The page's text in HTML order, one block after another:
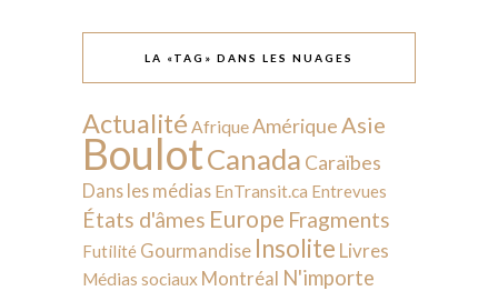
LA «TAG» DANS LES NUAGES
Actualité AfriqueAmérique Asie
BoulotCanada Caraïbes
Dans les médias EnTransit.ca Entrevues
États d'âmes Europe Fragments
Futilité Gourmandise Insolite Livres
Médias sociaux Montréal N'importe